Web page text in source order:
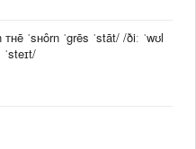
ˈsʜôrn ˈgrēs ˈstāt/ /ðiː ˈwʊl
ˈsteɪt/